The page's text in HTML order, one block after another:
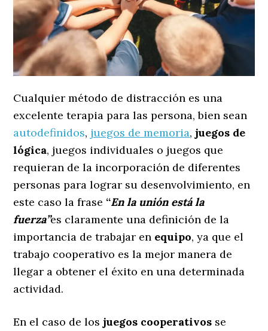
Cualquier método de distracción es una
excelente terapia para las persona, bien sean
autodefinidos, juegos de memoria,juegos de
lógica, juegos individuales o juegos que
requieran de la incorporación de diferentes
personas para lograr su desenvolvimiento, en
este caso la frase “En la unión está la
fuerza”es claramente una definición de la
importancia de trabajar en equipo, ya que el
trabajo cooperativo es la mejor manera de
llegar a obtener el éxito en una determinada
actividad.
En el caso de losjuegos cooperativos se